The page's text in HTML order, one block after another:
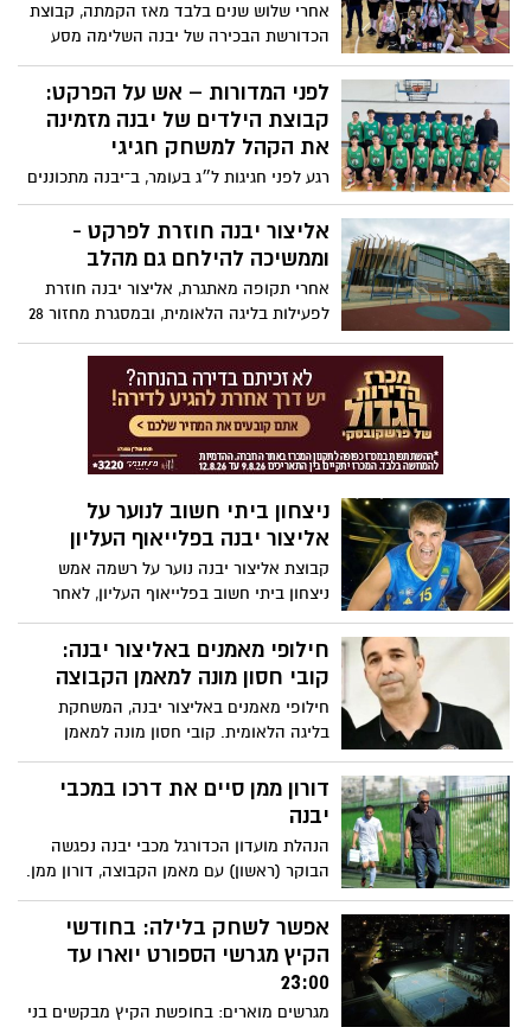
ישראל, וכעת הצליח להגן על התואר ולהוכיח
אחרי שלוש שנים בלבד מאז הקמתה, קבוצת
הכדורשת הבכירה של יבנה השלימה מסע
מרשים במיוחד והעפילה לליגה הלאומית א' -
הליגה השנייה בטיבה בישראל. השחקניות
חגגו אליפות, עליית ליגה והגשמת חלום
שנבנה בעבודה קשה, נחישות ואמונה בדרך.
לפני המדורות – אש על הפרקט:
קבוצת הילדים של יבנה מזמינה
את הקהל למשחק חגיגי
רגע לפני חגיגות ל״ג בעומר, ב־יבנה מתכוננים
לאירוע ספורטיבי מרגש: קבוצת הילדים
לאומית של העיר, המשתתפת בטורניר
היוקרתי NBA Jr, תארח הערב את הפועל באר
אליצור יבנה חוזרת לפרקט -
וממשיכה להילחם גם מהלב
אחרי תקופה מאתגרת, אליצור יבנה חוזרת
לפעילות בליגה הלאומית, ובמסגרת מחזור 28
תארח הקבוצה את הפועל מגדל העמק
למשחק ביתי חשוב.
ניצחון ביתי חשוב לנוער על
אליצור יבנה בפלייאוף העליון
קבוצת אליצור יבנה נוער על רשמה אמש
ניצחון ביתי חשוב בפלייאוף העליון, לאחר
שגברה על מכבי ראשון לציון בתוצאה 69:80.
חילופי מאמנים באליצור יבנה:
קובי חסון מונה למאמן הקבוצה
חילופי מאמנים באליצור יבנה, המשחקת
בליגה הלאומית. קובי חסון מונה למאמן
קבוצת הבוגרים ויחל את תפקידו באופן מיידי.
דורון ממן סיים את דרכו במכבי
יבנה
הנהלת מועדון הכדורגל מכבי יבנה נפגשה
הבוקר (ראשון) עם מאמן הקבוצה, דורון ממן.
בתום הפגישה שני הצדדים סיכמו בהבנה
הדדית על סיום עבודתו של המאמן לאור
התוצאות עד כה. הנהלת הקבוצה הודתה
לדורון ממן על עבודתו ומאחלת לו הצלחה
רבה בהמשך הדרך. בימים הקרובים ימונה
מאמן חדש לקבוצה
אפשר לשחק בלילה: בחודשי
הקיץ מגרשי הספורט יוארו עד
23:00
מגרשים מוארים: בחופשת הקיץ מבקשים בני